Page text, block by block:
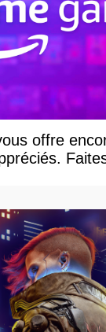
offre